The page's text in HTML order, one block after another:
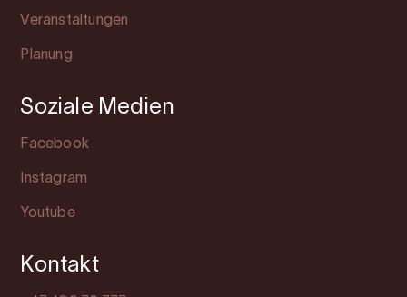
Veranstaltungen
Planung
Soziale Medien
Facebook
Instagram
Youtube
Kontakt